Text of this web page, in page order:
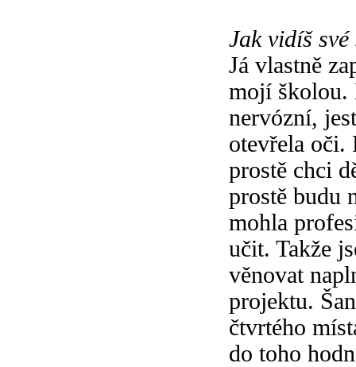
Jak vidíš své
Já vlastně
mojí školou.
nervózní,
otevřela oči.
prostě chci
prostě budu
mohla
učit. Takže
věnovat
projektu.
čtvrtého
do toho